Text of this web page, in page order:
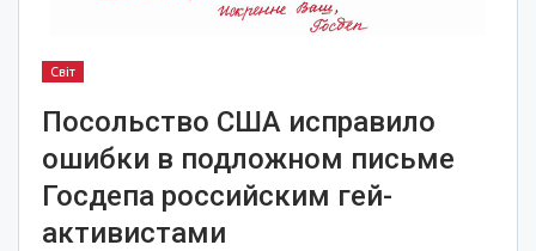
Світ
Посольство США исправило
ошибки в подложном письме
Госдепа российским гей-
активистами